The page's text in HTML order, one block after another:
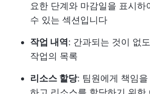
요한 단계와 마감일을 표시하
수 있는 섹션입니다
작업 내역 : 간과되는 것이 없
작업의 목록
리소스 할당: 팀원에게 책임